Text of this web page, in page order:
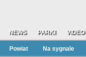
NEWS PARKI VIDEO
Powiat Na sygnale